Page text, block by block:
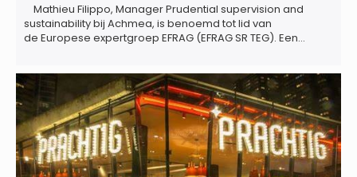
Mathieu Filippo, Manager Prudential supervision and
sustainability bij Achmea, is benoemd tot lid van
de Europese expertgroep EFRAG (EFRAG SR TEG). Een
de ontwikkeling van Europese regels voor
duurzaamheidsrapportages. De expertgroep helpt de
Europese Commissie bij het ontwikkelen van […]